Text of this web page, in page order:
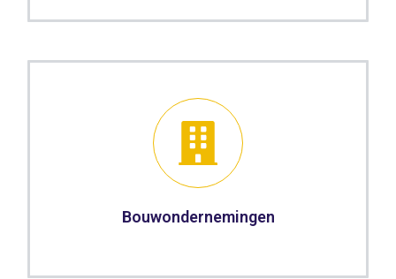
Bouwondernemingen